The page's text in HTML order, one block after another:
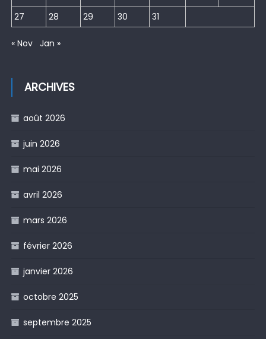
27
28 29 30 31
« Nov Jan »
ARCHIVES
août 2026
juin 2026
mai 2026
avril 2026
mars 2026
février 2026
janvier 2026
octobre 2025
septembre 2025